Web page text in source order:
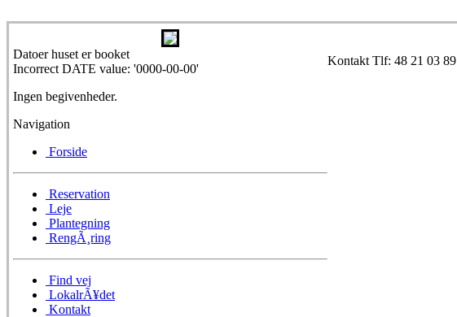
Datoer huset er booket
Incorrect DATE value: '0000-00-00'
Ingen begivenheder.
Navigation
Forside
Reservation
Leje
Plantegning
RengÃ¸ring
Find vej
LokalrÃ¥det
Kontakt
Kontakt Tlf: 48 21 03 89